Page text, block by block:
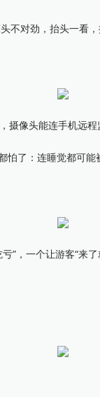
对劲，抬头一看
像头能连手机远程
了：连睡觉都可能
，一个让游客“来了